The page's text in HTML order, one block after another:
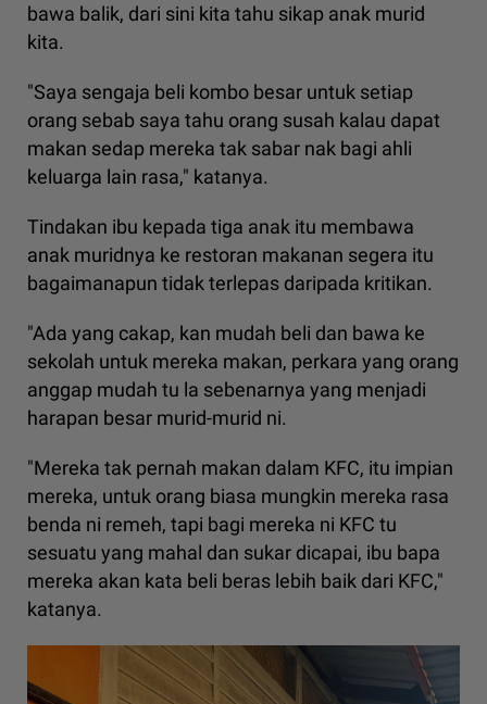
bawa balik, dari sini kita tahu sikap anak murid
kita.
"Saya sengaja beli kombo besar untuk setiap
orang sebab saya tahu orang susah kalau dapat
makan sedap mereka tak sabar nak bagi ahli
keluarga lain rasa," katanya.
Tindakan ibu kepada tiga anak itu membawa
anak muridnya ke restoran makanan segera itu
bagaimanapun tidak terlepas daripada kritikan.
"Ada yang cakap, kan mudah beli dan bawa ke
sekolah untuk mereka makan, perkara yang orang
anggap mudah tu la sebenarnya yang menjadi
harapan besar murid-murid ni.
"Mereka tak pernah makan dalam KFC, itu impian
mereka, untuk orang biasa mungkin mereka rasa
benda ni remeh, tapi bagi mereka ni KFC tu
sesuatu yang mahal dan sukar dicapai, ibu bapa
mereka akan kata beli beras lebih baik dari KFC,"
katanya.